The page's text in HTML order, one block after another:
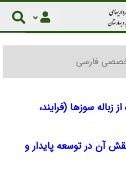
فارسی
زباله سوزها (فرایند،
آن در توسعه پایدار و